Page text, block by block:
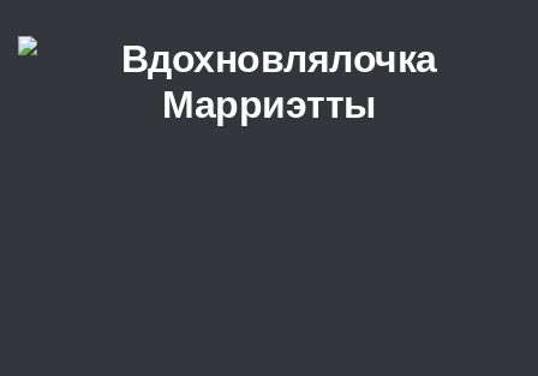
Перейти к содержимому